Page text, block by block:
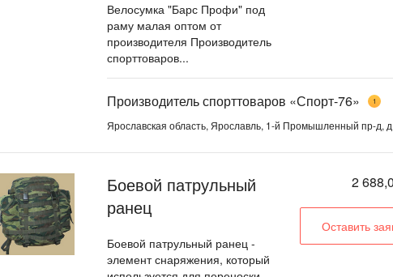
Велосумка "Барс Профи" под
раму малая оптом от
производителя Производитель
спорттоваров...
Производитель спорттоваров «Спорт-76» 1
Ярославская область, Ярославль, 1-й Промышленный пр-д,
Боевой патрульный
ранец
Боевой патрульный ранец -
элемент снаряжения, который
2
Оставить